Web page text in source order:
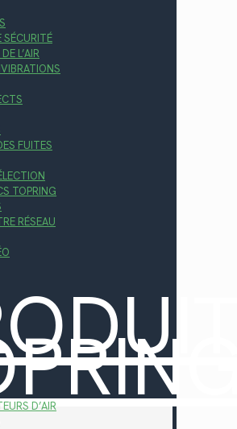
SÉCURITÉ
L’AIR
FUITES
TOPRING
RÉSEAU
D’AIR